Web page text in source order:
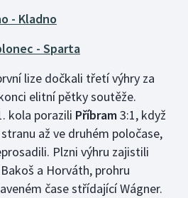
- Kladno
- Sparta
lize dočkali třetí výhry za
elitní pětky soutěže.
kola porazili Příbram3:1, když
až ve druhém poločase,
Plzni výhru zajistili
a Horváth, prohru
čase střídající Wágner.